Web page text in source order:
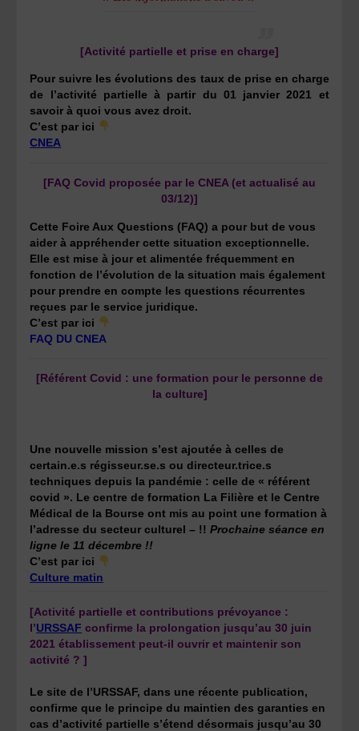
[Activité partielle et prise en charge]
Pour suivre les évolutions des taux de prise en charge
de l’activité partielle à partir du 01 janvier 2021 et
savoir à quoi vous avez droit.
C’est par ici
CNEA
[FAQ Covid proposée par le CNEA (et actualisé au
03/12)]
Cette Foire Aux Questions (FAQ) a pour but de vous
aider à appréhender cette situation exceptionnelle.
Elle est mise à jour et alimentée fréquemment en
fonction de l’évolution de la situation mais également
pour prendre en compte les questions récurrentes
reçues par le service juridique.
C’est par ici
FAQ DU CNEA
[Référent Covid : une formation pour le personne de
la culture]
Une nouvelle mission s’est ajoutée à celles de
certain.e.s régisseur.se.s ou directeur.trice.s
techniques depuis la pandémie : celle de « référent
covid ». Le centre de formation La Filière et le Centre
Médical de la Bourse ont mis au point une formation à
l’adresse du secteur culturel – !!Prochaine séance en
ligne le 11 décembre !!
C’est par ici
Culture matin
[Activité partielle et contributions prévoyance :
l’URSSAF confirme la prolongation jusqu’au 30 juin
2021 établissement peut-il ouvrir et maintenir son
activité ? ]
Le site de l’URSSAF, dans une récente publication,
confirme que le principe du maintien des garanties en
cas d’activité partielle s’étend désormais jusqu’au 30